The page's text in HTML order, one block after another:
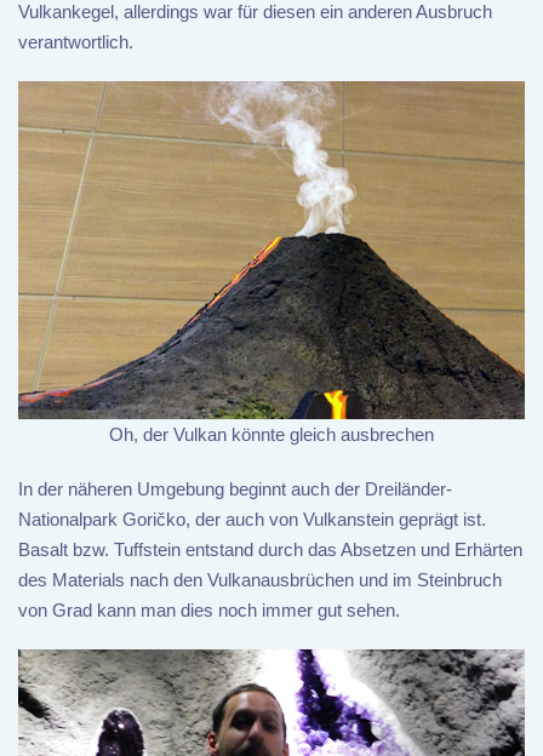
Vulkankegel, allerdings war für diesen ein anderen Ausbruch
verantwortlich.
Oh, der Vulkan könnte gleich ausbrechen
In der näheren Umgebung beginnt auch der Dreiländer-
Nationalpark Goričko, der auch von Vulkanstein geprägt ist.
Basalt bzw. Tuffstein entstand durch das Absetzen und Erhärten
des Materials nach den Vulkanausbrüchen und im Steinbruch
von Grad kann man dies noch immer gut sehen.